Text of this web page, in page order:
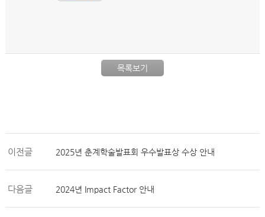
목록보기
이전글 2025년 춘계학술발표회 우수발표상 수상 안내
다음글 2024년 Impact Factor 안내